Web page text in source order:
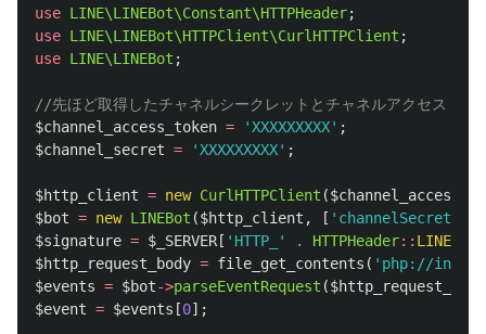
use LINE\LINEBot\Constant\HTTPHeader;
use LINE\LINEBot\HTTPClient\CurlHTTPClient ;
use LINE\LINEBot ;
//先ほど取得したチャネルシークレットとチャネルアクセストー
$channel_access_token = 'XXXXXXXXX' ;
$channel_secret = 'XXXXXXXXX' ;
$http_client = new CurlHTTPClient (
$bot = new LINEBot ($http_client , [ 'channelSecret'
$signature = $_SERVER [ 'HTTP_' . HTTPHeader::
$http_request_body = file_get_contents ( 'php://input'
$events = $bot->parseEventRequest ($http_request_body
$event = $events [0];